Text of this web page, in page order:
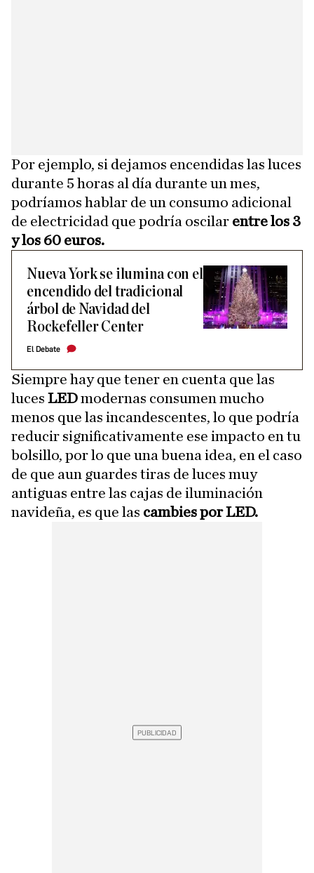
Por ejemplo, si dejamos encendidas las luces
durante 5 horas al día durante un mes,
podríamos hablar de un consumo adicional
de electricidad que podría oscilar entre los 3
y los 60 euros.
Nueva York se ilumina con el
encendido del tradicional
árbol de Navidad del
Rockefeller Center
El Debate
Siempre hay que tener en cuenta que las
luces LEDmodernas consumen mucho
menos que las incandescentes, lo que podría
reducir significativamente ese impacto en tu
bolsillo, por lo que una buena idea, en el caso
de que aun guardes tiras de luces muy
antiguas entre las cajas de iluminación
navideña, es que las cambies por LED.